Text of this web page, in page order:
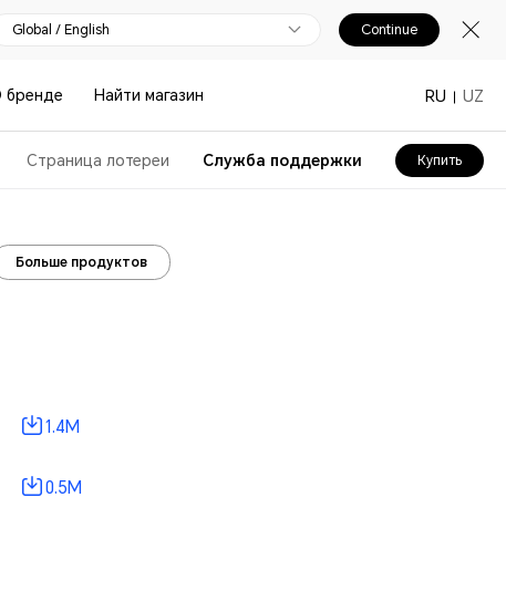
Global / English Continue
бренде Найти магазин RU UZ
Страница лотереи Служба поддержки Купить
Больше продуктов
1.4M
0.5M